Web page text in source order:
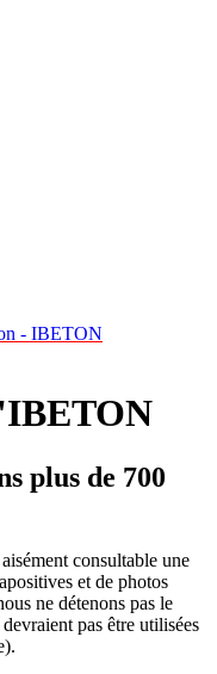
- IBETON
plus de 700
consultable une
et de photos
ne détenons pas le
pas être utilisées